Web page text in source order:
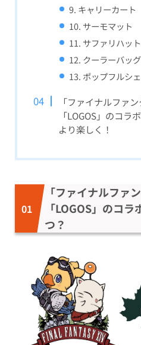
9. キャリーカート
10. サーモマット
11. サファリハット
12. クーラーバッグ
13. ポップフルシ
「ファイナルファン
「LOGOS」のコラ
より楽しく！
「ファイナルファン
「LOGOS」のコ
つ？